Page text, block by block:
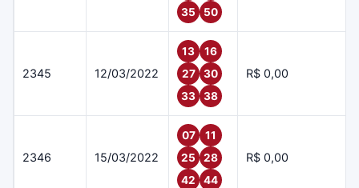
35
50
2345 12/03/2022
13
16
27
30
33
38
R$ 0,00
2346 15/03/2022
07
11
25
28
42
44
R$ 0,00